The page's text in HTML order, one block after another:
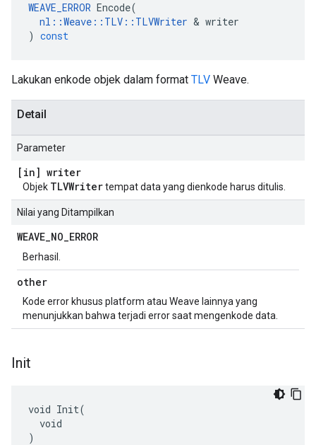
WEAVE_ERROR Encode(
nl ::Weave :: TLV :: TLVWriter & writer
) const
Lakukan enkode objek dalam format TLV Weave.
Detail
Parameter
[in] writer
Objek TLVWritertempat data yang dienkode harus ditulis.
Nilai yang Ditampilkan
WEAVE_NO_ERROR
Berhasil.
other
Kode error khusus platform atau Weave lainnya yang
menunjukkan bahwa terjadi error saat mengenkode data.
Init
void Init(
  void
)